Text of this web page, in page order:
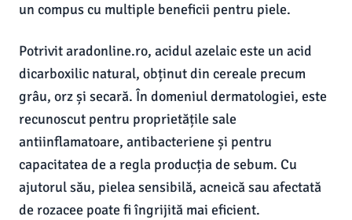
un compus cu multiple beneficii pentru piele.
Potrivit aradonline.ro, acidul azelaic este un acid
dicarboxilic natural, obținut din cereale precum
grâu, orz și secară. În domeniul dermatologiei, este
recunoscut pentru proprietățile sale
antiinflamatoare, antibacteriene și pentru
capacitatea de a regla producția de sebum. Cu
ajutorul său, pielea sensibilă, acneică sau afectată
de rozacee poate fi îngrijită mai eficient.